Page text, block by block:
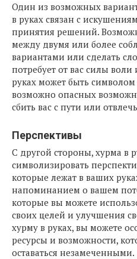
Один из возможных
в руках связан с
принятия решений.
между двумя или более
вариантами или сделать
потребует от вас силы
руках может быть
возможно опасных
сбить вас с пути или
Перспективы
С другой стороны, хурма в
символизировать
которые лежат в ваших
напоминанием о вашем
которые вы можете
своих целей и улучшения
хурму в руках, вы можете
ресурсы и возможности,
оставаться незамеченными.